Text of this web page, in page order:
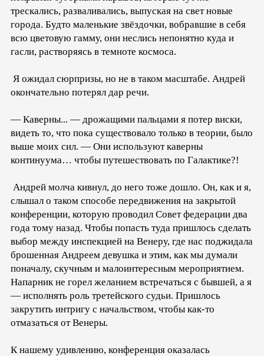
трескались, разваливались, выпуская на свет новые
города. Будто маленькие звёздочки, вобравшие в себя
всю цветовую гамму, они неслись непонятно куда и
гасли, растворяясь в темноте космоса.
Я ожидал сюрпризы, но не в таком масштабе. Андрей
окончательно потерял дар речи.
— Каверны... — дрожащими пальцами я потер виски,
видеть то, что пока существовало только в теории, было
выше моих сил. — Они используют каверны
континуума… чтобы путешествовать по Галактике?!
Андрей молча кивнул, до него тоже дошло. Он, как и я,
слышал о таком способе передвижения на закрытой
конференции, которую проводил Совет федерации два
года тому назад. Чтобы попасть туда пришлось сделать
выбор между инспекцией на Венеру, где нас поджидала
брошенная Андреем девушка и этим, как мы думали
поначалу, скучным и малоинтересным мероприятием.
Напарник не горел желанием встречаться с бывшей, а я
— исполнять роль третейского судьи. Пришлось
закрутить интригу с начальством, чтобы как-то
отмазаться от Венеры.
К нашему удивлению, конференция оказалась